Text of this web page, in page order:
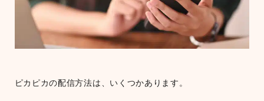
ピカピカの配信方法は、いくつかあります。